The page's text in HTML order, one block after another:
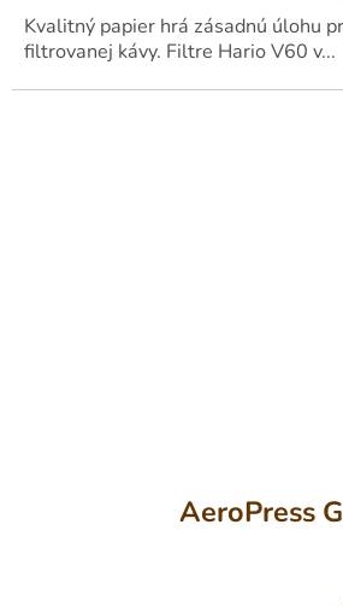
Kvalitný papier hrá zásadnú úlohu
filtrovanej kávy. Filtre Hario V60 v...
AeroPress